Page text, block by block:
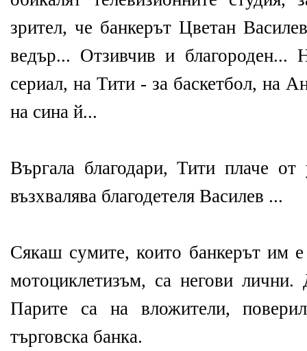
зрител, че банкерът Цветан
ведър... Отзивчив и благороден...
сериал, на Тити - за баскетбол, на
на сина й...
Въргала благодари, Тити плаче
възхвалява благодетеля Василев ...
Сякаш сумите, които банкерът им
мотоциклетизъм, са негови
Парите са на вложители,
търговска банка.